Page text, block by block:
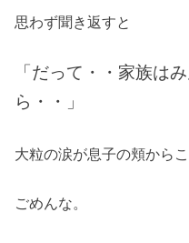
思わず聞き返すと
「だって・・家族は
ら・・」
大粒の涙が息子の頬からこ
ごめんな。